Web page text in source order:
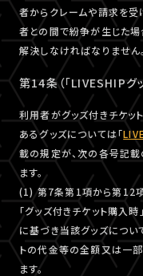
者からクレームや請求を
者との間で紛争が生じた
解決しなければなりません。
第14条（「LIVESHIPグ
利用者がグッズ付きチケッ
あるグッズについては「
載の規定が、次の各号記
ます。
(1) 第7条第1項から第12項
「グッズ付きチケット購入
に基づき当該グッズについ
トの代金等の全額又は一部
ます。